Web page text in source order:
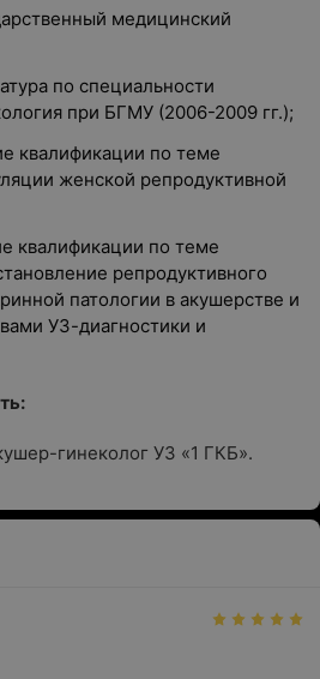
медицинский
по специальности
при БГМУ (2006-2009 гг.);
квалификации по теме
женской репродуктивной
квалификации по теме
репродуктивного
патологии в акушерстве и
УЗ-диагностики и
гинеколог УЗ «1 ГКБ».